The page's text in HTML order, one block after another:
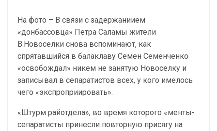
На фото – В связи с задержаниием
«донбассовца» Петра Саламы жители
В.Новоселки снова вспоминают, как
спрятавшийся в балаклаву Семен Семенченко
«освобождал» никем не занятую Новоселку и
записывал в сепаратистов всех, у кого имелось
чего «экспроприировать».
«Штурм райотдела», во время которого «менты-
сепаратисты принесли повторную присягу на